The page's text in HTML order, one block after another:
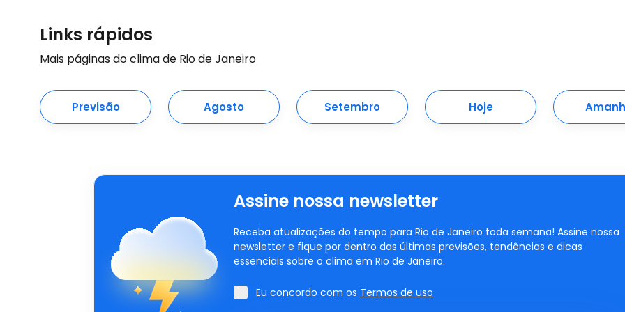
Links rápidos
Mais páginas do clima de Rio de Janeiro
Previsão Agosto Setembro Hoje
Assine nossa newsletter
Receba atualizações do tempo para Rio de Janeiro toda semana! Assine nossa
newsletter e fique por dentro das últimas previsões, tendências e dicas
essenciais sobre o clima em Rio de Janeiro.
Eu concordo com os Termos de uso